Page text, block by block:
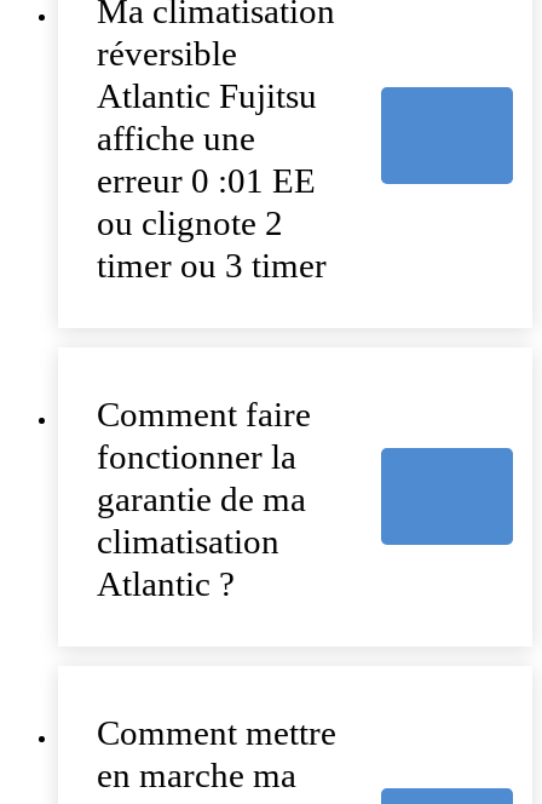
Ma climatisation
réversible
Atlantic Fujitsu
affiche une
erreur 0 :01 EE
ou clignote 2
timer ou 3 timer
Comment faire
fonctionner la
garantie de ma
climatisation
Atlantic ?
Comment mettre
en marche ma